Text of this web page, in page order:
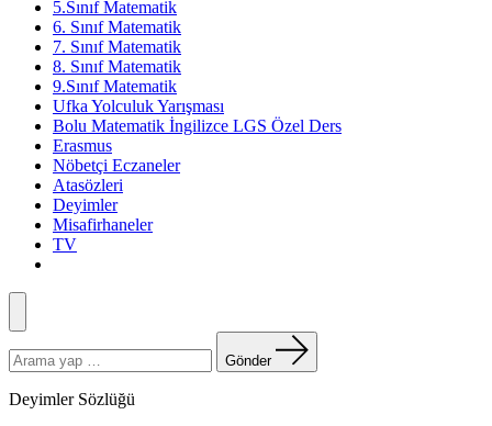
5.Sınıf Matematik
6. Sınıf Matematik
7. Sınıf Matematik
8. Sınıf Matematik
9.Sınıf Matematik
Ufka Yolculuk Yarışması
Bolu Matematik İngilizce LGS Özel Ders
Erasmus
Nöbetçi Eczaneler
Atasözleri
Deyimler
Misafirhaneler
TV
Menü
yapın:
Gönder
Deyimler Sözlüğü